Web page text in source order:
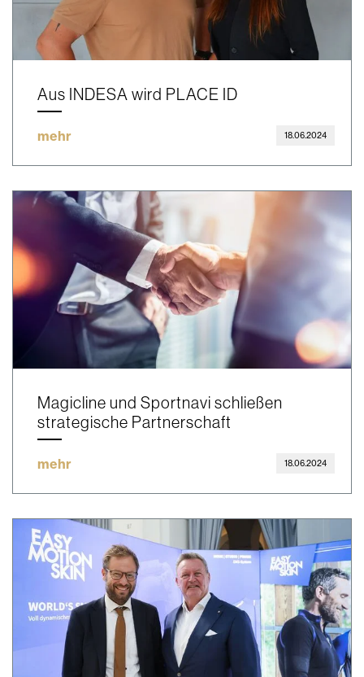
Aus INDESA wird PLACE ID
mehr 18.06.2024
Magicline und Sportnavi schließen
strategische Partnerschaft
mehr 18.06.2024